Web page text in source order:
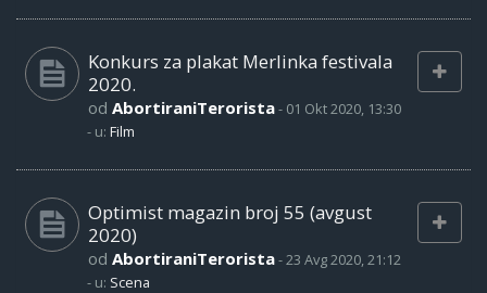
Konkurs za plakat Merlinka festivala
2020.
od AbortiraniTerorista- 01 Okt 2020, 13:30
- u: Film
Optimist magazin broj 55 (avgust
2020)
od AbortiraniTerorista-23 Avg 2020, 21:12
- u: Scena